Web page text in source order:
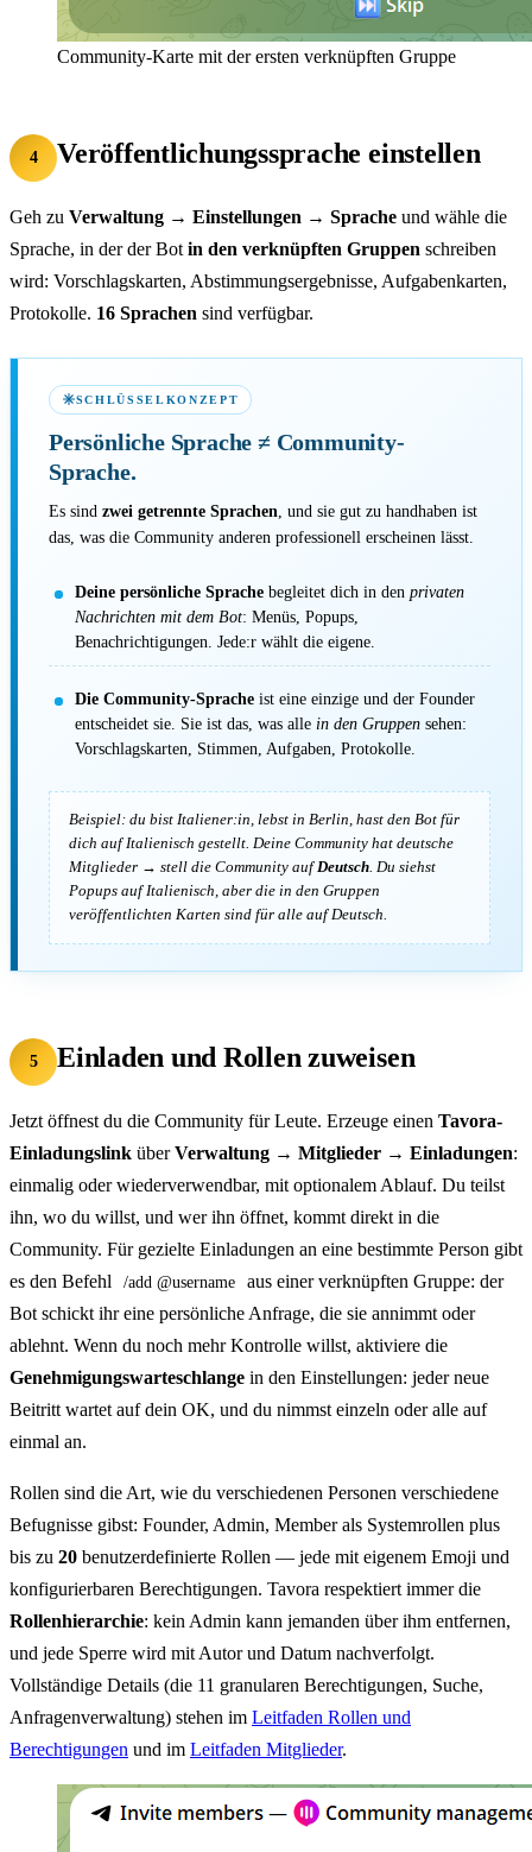
Community-Karte mit der ersten verknüpften Gruppe
4 Veröffentlichungssprache einstellen
Geh zu Verwaltung → Einstellungen → Sprache und wähle die
Sprache, in der der Bot in den verknüpften Gruppen schreiben
wird: Vorschlagskarten, Abstimmungsergebnisse, Aufgabenkarten,
Protokolle. 16 Sprachen sind verfügbar.
SCHLÜSSELKONZEPT
Persönliche Sprache ≠Community-
Sprache.
Es sind zwei getrennte Sprachen, und sie gut zu handhaben ist
das, was die Community anderen professionell erscheinen lässt.
Deine persönliche Sprache begleitet dich in denprivaten
Nachrichten mit dem Bot: Menüs, Popups,
Benachrichtigungen. Jede:r wählt die eigene.
Die Community-Sprache ist eine einzige und der Founder
entscheidet sie. Sie ist das, was alle in den Gruppen sehen:
Vorschlagskarten, Stimmen, Aufgaben, Protokolle.
Beispiel: du bist Italiener:in, lebst in Berlin, hast den Bot für
dich aufItalienisch gestellt. Deine Community hat deutsche
Mitglieder → stell die Community aufDeutsch. Du siehst
Popups auf Italienisch, aber die in den Gruppen
veröffentlichten Karten sind für alle auf Deutsch.
5 Einladen und Rollen zuweisen
Jetzt öffnest du die Community für Leute. Erzeuge einen Tavora-
Einladungslink überVerwaltung → Mitglieder → Einladungen:
einmalig oder wiederverwendbar, mit optionalem Ablauf. Du teilst
ihn, wo du willst, und wer ihn öffnet, kommt direkt in die
Community. Für gezielte Einladungen an eine bestimmte Person gibt
es den Befehl
/add @username
aus einer verknüpften Gruppe: der
Bot schickt ihr eine persönliche Anfrage, die sie annimmt oder
ablehnt. Wenn du noch mehr Kontrolle willst, aktiviere die
Genehmigungswarteschlange in den Einstellungen: jeder neue
Beitritt wartet auf dein OK, und du nimmst einzeln oder alle auf
einmal an.
Rollen sind die Art, wie du verschiedenen Personen verschiedene
Befugnisse gibst: Founder, Admin, Member als Systemrollen plus
bis zu 20 benutzerdefinierte Rollen — jede mit eigenem Emoji und
konfigurierbaren Berechtigungen. Tavora respektiert immer die
Rollenhierarchie: kein Admin kann jemanden über ihm entfernen,
und jede Sperre wird mit Autor und Datum nachverfolgt.
Vollständige Details (die 11 granularen Berechtigungen, Suche,
Anfragenverwaltung) stehen im Leitfaden Rollen und
Berechtigungen und im Leitfaden Mitglieder.